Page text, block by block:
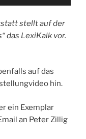
stellt auf der
das LexiKalk vor.
auf das
hin.
ein Exemplar
an Peter Zillig